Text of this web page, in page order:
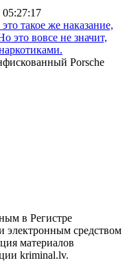
05:27:17
такое же наказание,
это вовсе не значит,
Porsche
в Регистре
электронным средством
материалов
kriminal.lv.